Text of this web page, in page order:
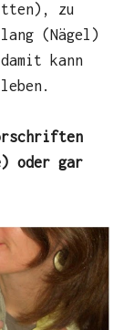
zu
(Nägel)
kann
oder gar